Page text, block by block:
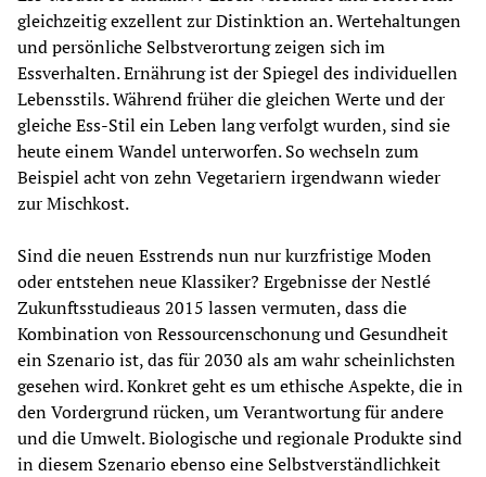
gleichzeitig exzellent zur Distinktion an. Wertehaltungen
und persönliche Selbstverortung zeigen sich im
Essverhalten. Ernährung ist der Spiegel des individuellen
Lebensstils. Während früher die gleichen Werte und der
gleiche Ess-Stil ein Leben lang verfolgt wurden, sind sie
heute einem Wandel unterworfen. So wechseln zum
Beispiel acht von zehn Vegetariern irgendwann wieder
zur Mischkost.
Sind die neuen Esstrends nun nur kurzfristige Moden
oder entstehen neue Klassiker? Ergebnisse der Nestlé
Zukunftsstudieaus 2015 lassen vermuten, dass die
Kombination von Ressourcenschonung und Gesundheit
ein Szenario ist, das für 2030 als am wahr scheinlichsten
gesehen wird. Konkret geht es um ethische Aspekte, die in
den Vordergrund rücken, um Verantwortung für andere
und die Umwelt. Biologische und regionale Produkte sind
in diesem Szenario ebenso eine Selbstverständlichkeit